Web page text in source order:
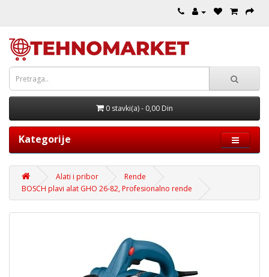
0 stavki(a) - 0,00 Din
Kategorije
Alati i pribor
Rende
BOSCH plavi alat GHO 26-82, Profesionalno rende